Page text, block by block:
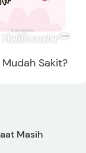
Sakit?
Masih